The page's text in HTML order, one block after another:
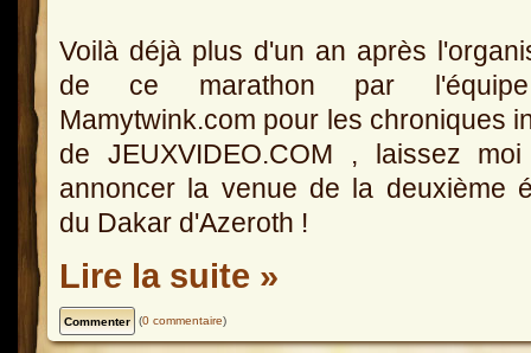
Voilà déjà plus d'un an après
de ce marathon par
Mamytwink.com pour les chroniques
de JEUXVIDEO.COM , laissez
annoncer la venue de la deuxième
du Dakar d'Azeroth !
Lire la suite »
(0 commentaire)